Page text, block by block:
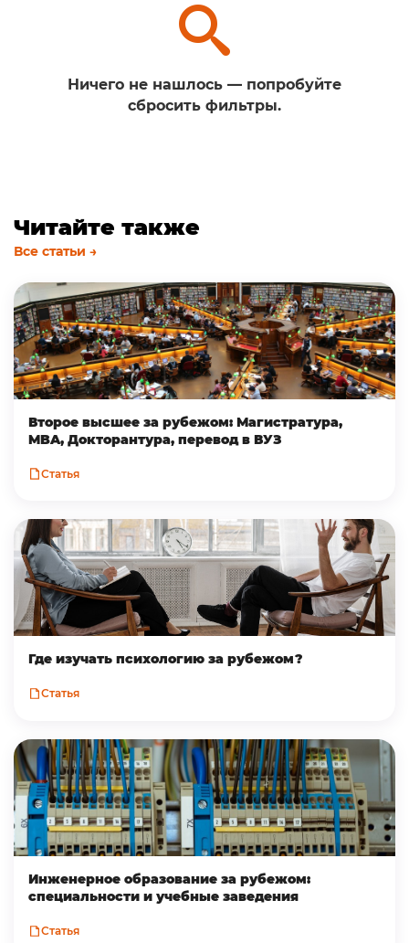
Ничего не нашлось — попробуйте
сбросить фильтры.
Читайте также
Все статьи →
Второе высшее за рубежом: Магистратура,
MBA, Докторантура, перевод в ВУЗ
Статья
Где изучать психологию за рубежом?
Статья
Инженерное образование за рубежом:
специальности и учебные заведения
Статья